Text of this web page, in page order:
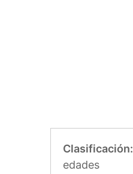
Clasificación:
edades